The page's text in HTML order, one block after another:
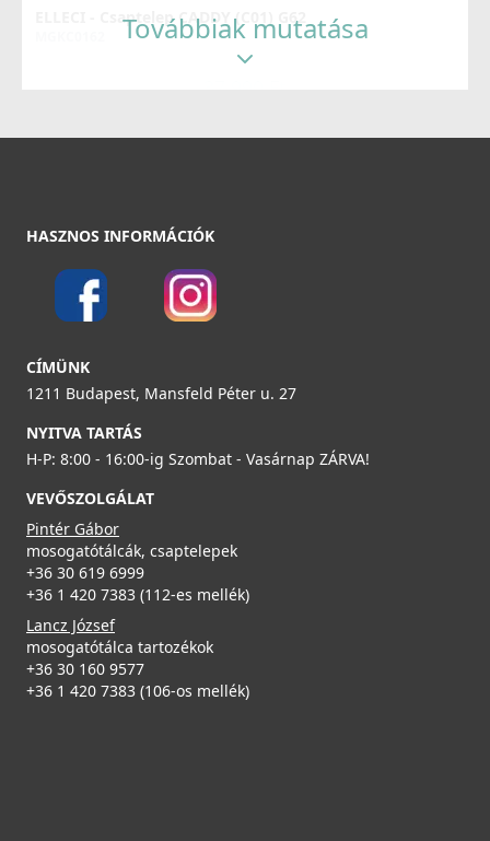
ELLECI - Csaptelep CADDY (C01) G62
Részletek
ELLECI - Csaptelep Caddy (C01) G40
37 990 Ft
ELLECI - Csaptelep CADDY (C01) G48
MGKC0148
37 990 Ft
Továbbiak mutatása
HASZNOS INFORMÁCIÓK
CÍMÜNK
1211 Budapest, Mansfeld Péter u. 27
NYITVA TARTÁS
H-P: 8:00 - 16:00-ig Szombat - Vasárnap ZÁRVA!
VEVŐSZOLGÁLAT
Pintér Gábor
mosogatótálcák, csaptelepek
+36 30 619 6999
+36 1 420 7383 (112-es mellék)
Lancz József
mosogatótálca tartozékok
+36 30 160 9577
+36 1 420 7383 (106-os mellék)